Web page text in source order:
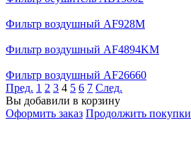
Фильтр воздушный AF928M
Фильтр воздушный AF4894KM
Фильтр воздушный AF26660
Пред. 1 2 3 4 5 6 7 След.
Вы добавили в корзину
Оформить заказ Продолжить покупки